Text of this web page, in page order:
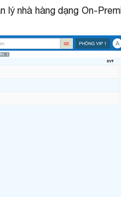
lý nhà hàng dạng On-